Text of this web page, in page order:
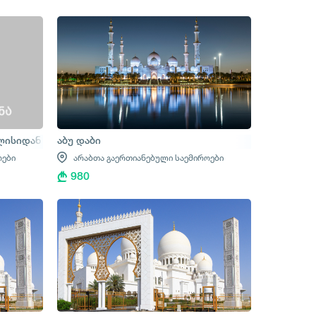
აბუ დაბი
არაბთა გაერთიანებული საემიროები
980